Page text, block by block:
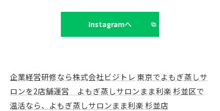
Instagramへ
企業経営研修なら株式会社ビジトレ 東京でよもぎ蒸しサ
ロンを2店舗運営 よもぎ蒸しサロンまま利楽 杉並区で
温活なら、よもぎ蒸しサロンまま利楽 杉並店